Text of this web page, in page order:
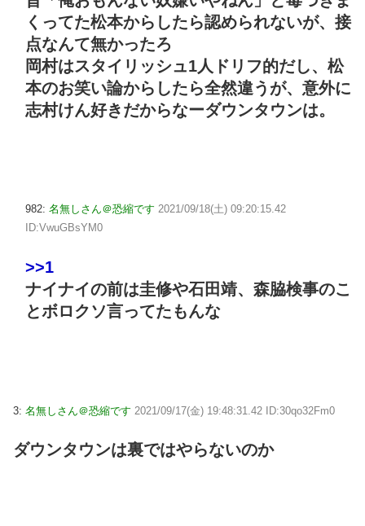
くってた松本からしたら認められないが、接
点なんて無かったろ
岡村はスタイリッシュ1人ドリフ的だし、松
本のお笑い論からしたら全然違うが、意外に
志村けん好きだからなーダウンタウンは。
982: 名無しさん＠恐縮です 2021/09/18(土) 09:20:15.42
ID:VwuGBsYM0
>>1
ナイナイの前は圭修や石田靖、森脇検事のこ
とボロクソ言ってたもんな
3: 名無しさん＠恐縮です 2021/09/17(金) 19:48:31.42 ID:30qo32Fm0
ダウンタウンは裏ではやらないのか